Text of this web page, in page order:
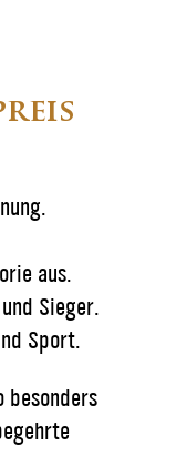
aus.
Sieger.
Sport.
besonders